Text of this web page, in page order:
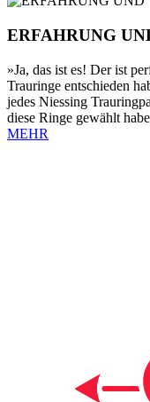
ERFAHRUNG
»Ja, das ist es! Der ist
Trauringe entschieden
jedes Niessing
diese Ringe gewählt
MEHR